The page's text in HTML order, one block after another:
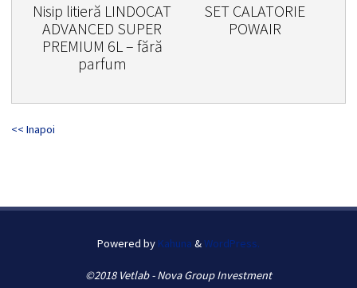
Nisip litieră LINDOCAT
ADVANCED SUPER
PREMIUM 6L – fără
parfum
SET CALATORIE
POWAIR
<< Inapoi
Powered by Kahuna &WordPress.
©2018 Vetlab - Nova Group Investment